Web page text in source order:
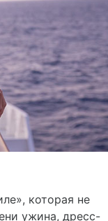
которая не
ужина, дресс-